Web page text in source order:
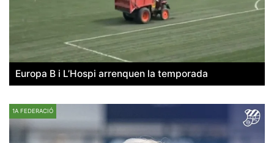
Europa B i L’Hospi arrenquen la temporada
1A FEDERACIÓ